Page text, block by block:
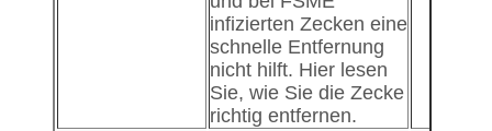
infizierten Zecken eine
schnelle Entfernung
nicht hilft. Hier lesen
Sie, wie Sie die Zecke
richtig entfernen.